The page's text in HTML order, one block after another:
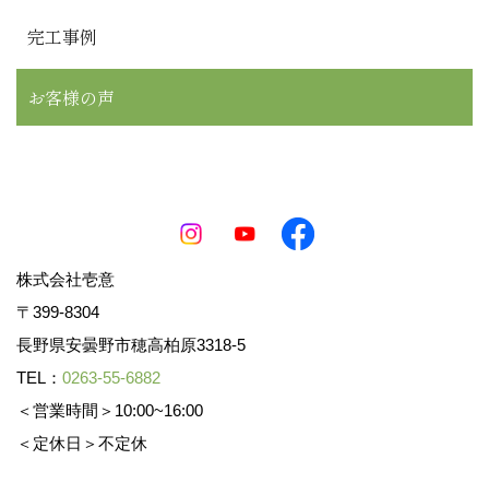
完工事例
お客様の声
株式会社壱意
〒399-8304
長野県安曇野市穂高柏原3318-5
TEL： 0263-55-6882
＜営業時間＞10:00~16:00
＜定休日＞不定休